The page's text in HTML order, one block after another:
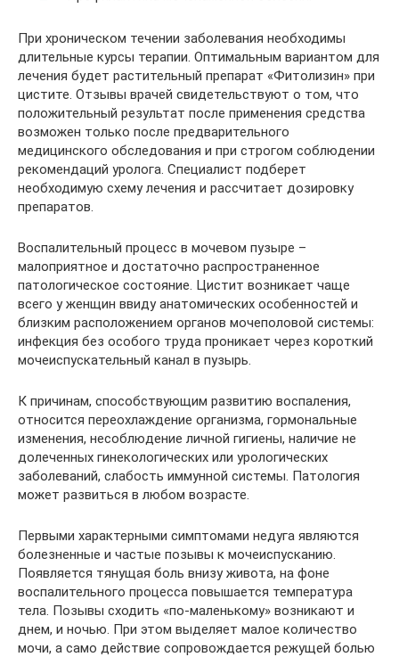
При хроническом течении заболевания необходимы
длительные курсы терапии. Оптимальным вариантом для
лечения будет растительный препарат «Фитолизин» при
цистите. Отзывы врачей свидетельствуют о том, что
положительный результат после применения средства
возможен только после предварительного
медицинского обследования и при строгом соблюдении
рекомендаций уролога. Специалист подберет
необходимую схему лечения и рассчитает дозировку
препаратов.
Воспалительный процесс в мочевом пузыре –
малоприятное и достаточно распространенное
патологическое состояние. Цистит возникает чаще
всего у женщин ввиду анатомических особенностей и
близким расположением органов мочеполовой системы:
инфекция без особого труда проникает через короткий
мочеиспускательный канал в пузырь.
К причинам, способствующим развитию воспаления,
относится переохлаждение организма, гормональные
изменения, несоблюдение личной гигиены, наличие не
долеченных гинекологических или урологических
заболеваний, слабость иммунной системы. Патология
может развиться в любом возрасте.
Первыми характерными симптомами недуга являются
болезненные и частые позывы к мочеиспусканию.
Появляется тянущая боль внизу живота, на фоне
воспалительного процесса повышается температура
тела. Позывы сходить «по-маленькому» возникают и
днем, и ночью. При этом выделяет малое количество
мочи, а само действие сопровождается режущей болью